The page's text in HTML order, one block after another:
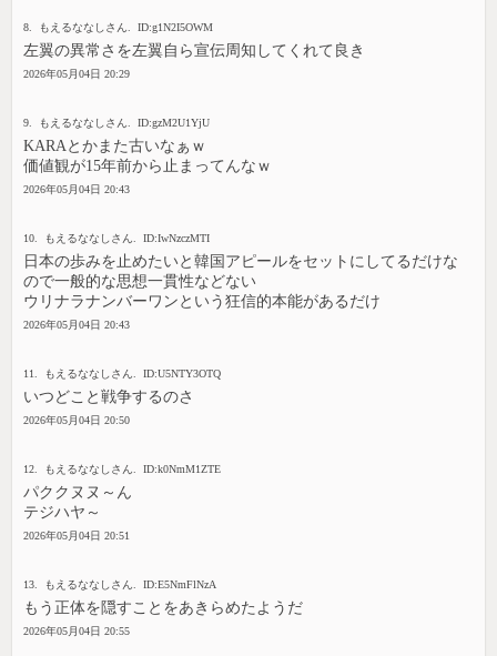
8. もえるななしさん. ID:g1N2I5OWM
左翼の異常さを左翼自ら宣伝周知してくれて良き
2026年05月04日 20:29
9. もえるななしさん. ID:gzM2U1YjU
KARAとかまた古いなぁｗ
価値観が15年前から止まってんなｗ
2026年05月04日 20:43
10. もえるななしさん. ID:IwNzczMTI
日本の歩みを止めたいと韓国アピールをセットにしてるだけな
ので一般的な思想一貫性などない
ウリナラナンバーワンという狂信的本能があるだけ
2026年05月04日 20:43
11. もえるななしさん. ID:U5NTY3OTQ
いつどこと戦争するのさ
2026年05月04日 20:50
12. もえるななしさん. ID:k0NmM1ZTE
パククヌヌ～ん
テジハヤ～
2026年05月04日 20:51
13. もえるななしさん. ID:E5NmFlNzA
もう正体を隠すことをあきらめたようだ
2026年05月04日 20:55